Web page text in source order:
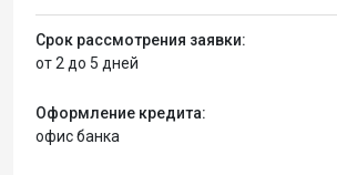
Срок рассмотрения заявки:
от 2 до 5 дней
Оформление кредита:
офис банка